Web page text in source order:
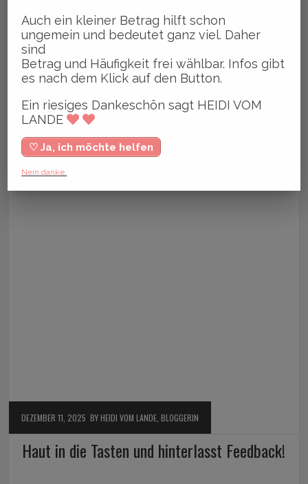
DEZEMBER 11, 2025 BY HEIDI VOM LANDE, BLOGGERIN
Haut in die Tasten und hinterlasst Feedback!
Auch ein kleiner Betrag hilft schon
ungemein und bedeutet ganz viel. Daher
sind
Betrag und Häufigkeit frei wählbar. Infos gibt
es nach dem Klick auf den Button.
Ein riesiges Dankeschön sagt HEIDI VOM
LANDE
♡ Ja, ich möchte helfen
Nein danke.